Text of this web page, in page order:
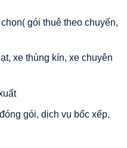
gói thuê theo chuyến,
xe thùng kín, xe chuyên
gói, dịch vụ bốc xếp,